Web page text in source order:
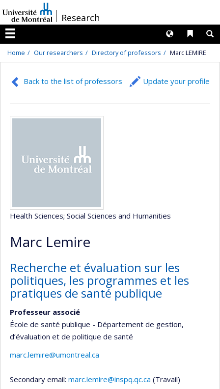
au
contenu
/Research
Menu
Liens
Langues
Home Our researchers Directory of professors Marc LEMIRE
Back to the list of professors Update your profile
Health Sciences; Social Sciences and Humanities
Marc Lemire
Recherche et évaluation sur les
politiques, les programmes et les
pratiques de santé publique
Professeur associé
École de santé publique - Département de gestion,
d’évaluation et de politique de santé
marc.lemire@umontreal.ca
Secondary email: marc.lemire@inspq.qc.ca (Travail)